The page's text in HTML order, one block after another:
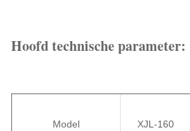
Hoofd technische parameter:
Model XJL-160